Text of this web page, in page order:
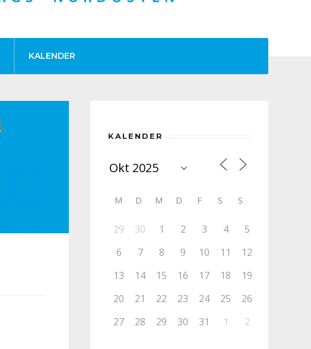
KALENDER
KALENDER
M D M D F S S
29 30 1 2 3 4
5
6
7 8 9 10 11
12
13
14 15 16 17 18
19
20
21 22 23 24 25
26
27
28 29 30 31 1 2